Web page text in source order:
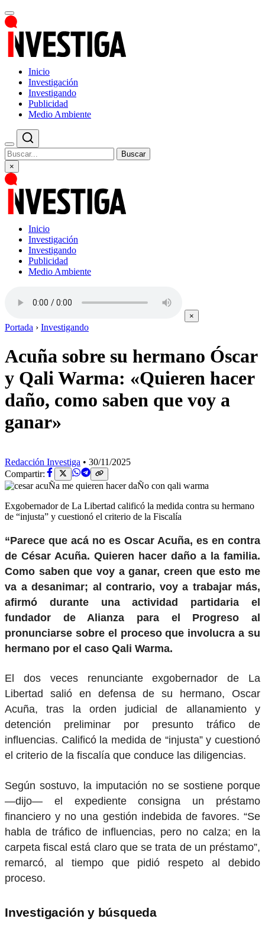
Inicio
Investigación
Investigando
Publicidad
Medio Ambiente
Buscar
×
Inicio
Investigación
Investigando
Publicidad
Medio Ambiente
×
Portada › Investigando
Acuña sobre su hermano Óscar
y Qali Warma: «Quieren hacer
daño, como saben que voy a
ganar»
Redacción Investiga • 30/11/2025
Compartir:
Exgobernador de La Libertad calificó la medida contra su hermano
de “injusta” y cuestionó el criterio de la Fiscalía
“Parece que acá no es Oscar Acuña, es en contra
de César Acuña. Quieren hacer daño a la familia.
Como saben que voy a ganar, creen que esto me
va a desanimar; al contrario, voy a trabajar más,
afirmó durante una actividad partidaria el
fundador de Alianza para el Progreso al
pronunciarse sobre el proceso que involucra a su
hermano por el caso Qali Warma.
El dos veces renunciante exgobernador de La
Libertad salió en defensa de su hermano, Oscar
Acuña, tras la orden judicial de allanamiento y
detención preliminar por presunto tráfico de
influencias. Calificó la medida de “injusta” y cuestionó
el criterio de la fiscalía que conduce las diligencias.
Según sostuvo, la imputación no se sostiene porque
—dijo— el expediente consigna un préstamo
financiero y no una gestión indebida de favores. “Se
habla de tráfico de influencias, pero no calza; en la
carpeta fiscal está claro que se trata de un préstamo”,
remarcó, al tiempo que pidió respeto al debido
proceso.
Investigación y búsqueda